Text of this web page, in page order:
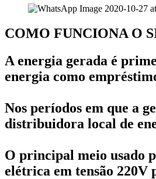
COMO FUNCIONA O
A energia gerada é
energia como
Nos períodos em que a
distribuidora local de
O principal meio usado
elétrica em tensão 220V